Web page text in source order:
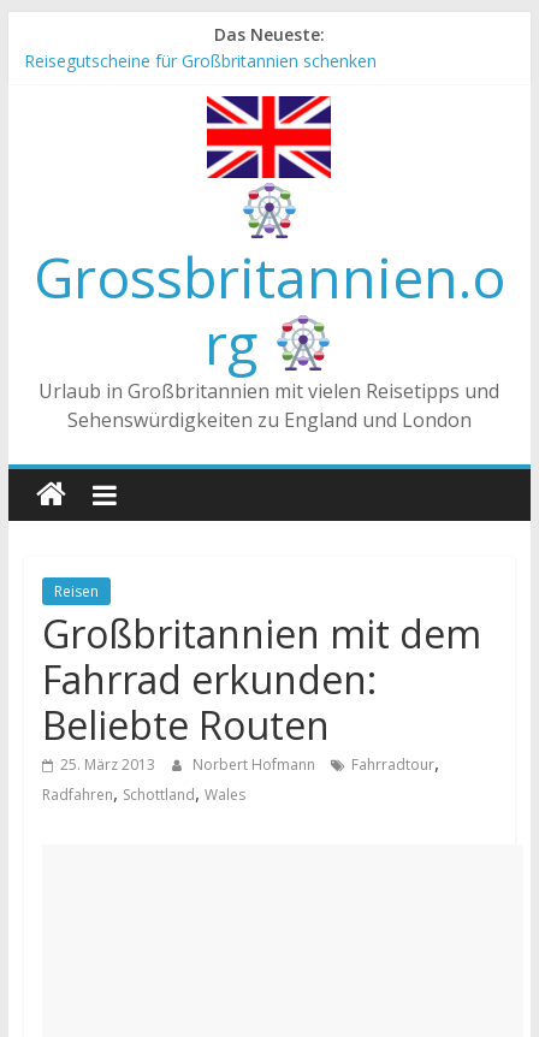
Inhalt
Das Neueste:
Reisegutscheine für Großbritannien schenken
Die Unterschiede zwischen Vereinigtes Königreich,
Großbritannien und England
Tea-Time – Was wird in Großbritannien getrunken?
Grossbritannien.o
rg
Urlaub in Großbritannien mit vielen Reisetipps und
Sehenswürdigkeiten zu England und London
Reisen
Großbritannien mit dem
Fahrrad erkunden:
Beliebte Routen
25. März 2013 Norbert Hofmann Fahrradtour,
Radfahren, Schottland, Wales